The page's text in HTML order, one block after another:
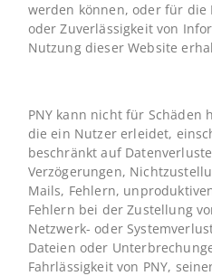
werden können, oder für die
oder Zuverlässigkeit von
Nutzung dieser Website
PNY kann nicht für Schäden
die ein Nutzer erleidet,
beschränkt auf
Verzögerungen,
Mails, Fehlern,
Fehlern bei der Zustellung
Netzwerk- oder
Dateien oder
Fahrlässigkeit von PNY,